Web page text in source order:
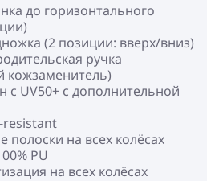
до горизонтального
(2 позиции: вверх/вниз)
ручка
c UV50+ с дополнительной
resistant
на всех колёсах
PU
на всех колёсах